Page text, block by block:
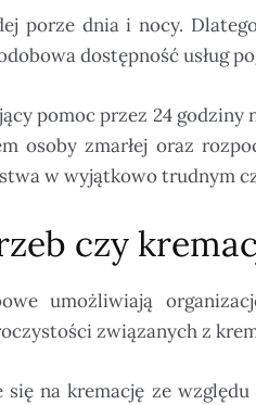
porze dnia i nocy.
dostępność usług
pomoc przez 24
osoby zmarłej oraz
w wyjątkowo trudnym
czy
umożliwiają
związanych z
na kremację ze